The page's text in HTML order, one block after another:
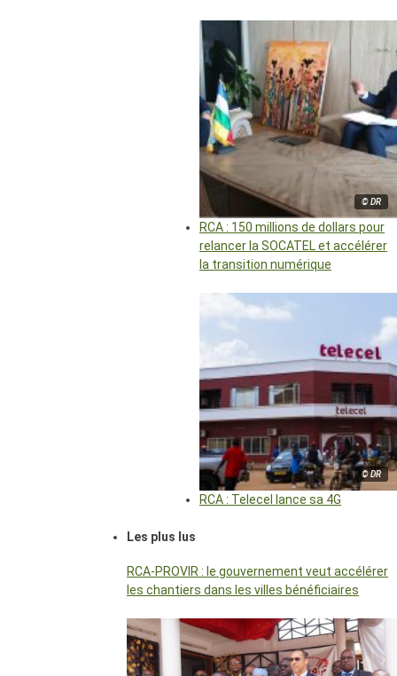
© DR
RCA : 150 millions de dollars pour
relancer la SOCATEL et accélérer
la transition numérique
© DR
RCA : Telecel lance sa 4G
Les plus lus
RCA-PROVIR : le gouvernement veut accélérer
les chantiers dans les villes bénéficiaires